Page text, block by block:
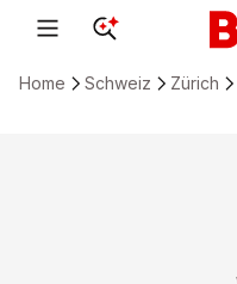
Home Schweiz Zürich